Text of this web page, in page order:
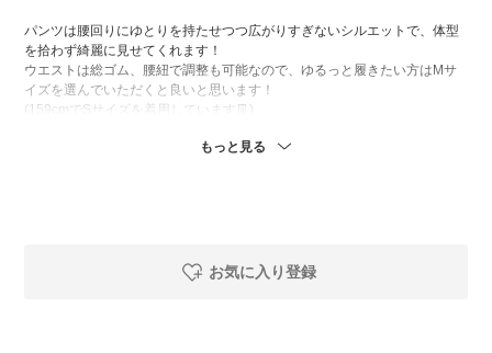
パンツは腰回りにゆとりを持たせつつ広がりすぎないシルエットで、体型
を拾わず綺麗に見せてくれます！
ウエストは総ゴム、腰紐で調整も可能なので、ゆるっと履きたい方はMサ
イズを選んでいただくと良いと思います！
(159cmでSサイズを着用しています👖)
もっと見る
お気に入り登録